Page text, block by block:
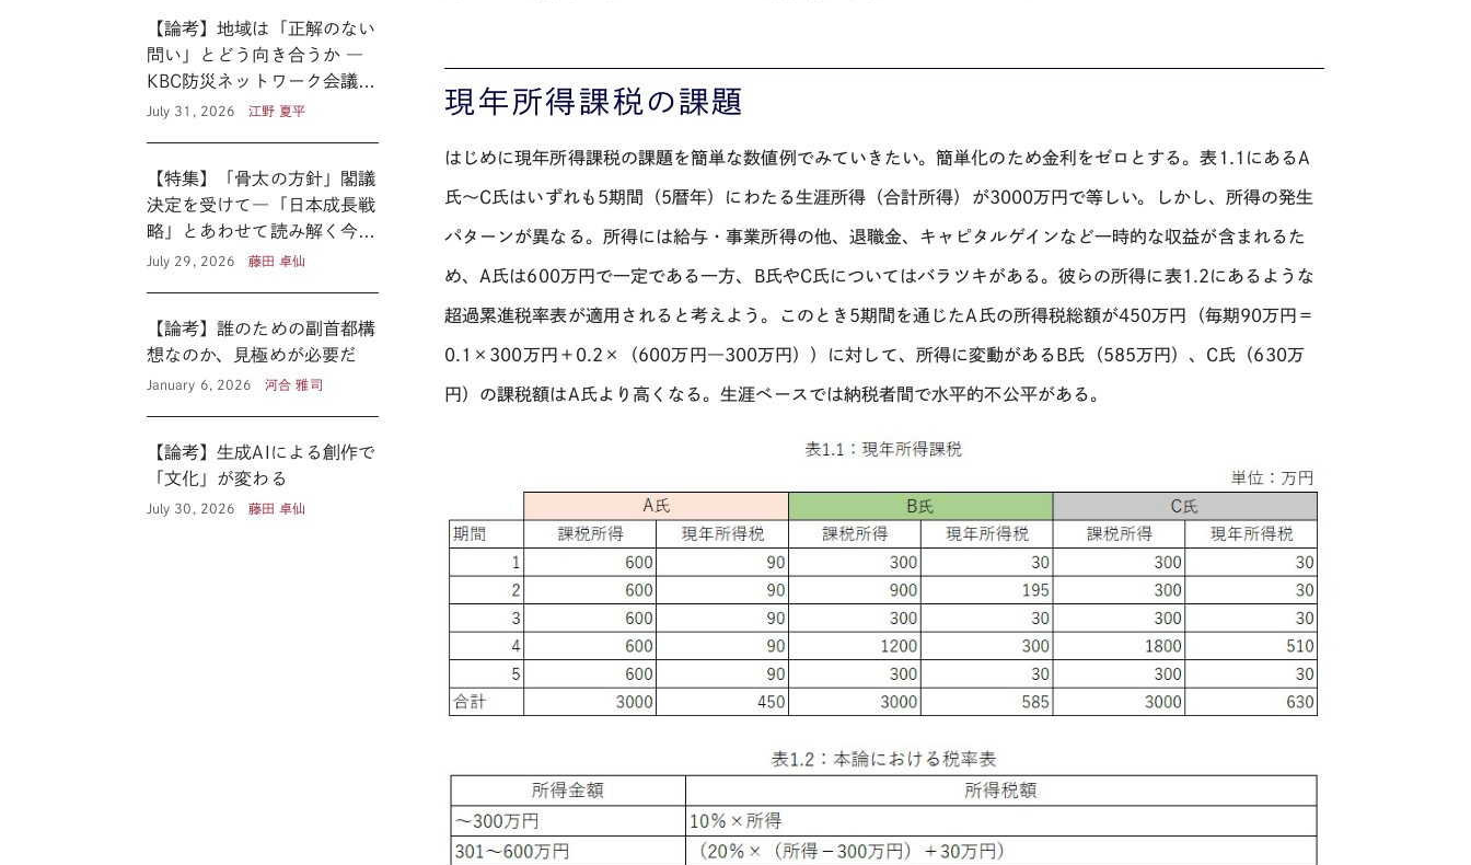
現年所得課税の課題
はじめに現年所得課税の課題を簡単な数値例でみていきたい。簡単化のため金利をゼロとする。表1.1にあるA
氏～C 氏はいずれも 5期間（5暦年）にわたる生涯所得（合計所得）が3000万円で等しい。しかし、所得の発生
パターンが異なる。所得には給与・事業所得の他、退職金、キャピタルゲインなど一時的な収益が含まれるた
め、 A 氏は600万円で一定である一方、 B氏やC氏についてはバラツキがある。彼らの所得に表1 .2にあるような
超過累進税率表が適用されると考えよう。このとき 5期間を通じたA 氏の所得税総額が450万円（毎期90万円＝
0.1×300万円＋ 0.2× （600万円―300万円））に対して、所得に変動がある B 氏（585万円）、 C 氏（630万
円）の課税額はA 氏より高くなる。生涯ベースでは納税者間で水平的不公平がある。
【論考】地域は「正解のない
問い」とどう向き合うか ―
KBC防災ネットワーク会議に
見る新たな公共性 ―
July 31, 2026 江野 夏平
【特集】「骨太の方針」閣議
決定を受けて―「日本成長戦
略」とあわせて読み解く今後
の医療政策―
July 29, 2026 藤田 卓仙
【論考】誰のための副首都構
想なのか、見極めが必要だ
January 6, 2026 河合 雅司
【論考】生成AIによる創作で
「文化」が変わる
July 30, 2026 藤田 卓仙